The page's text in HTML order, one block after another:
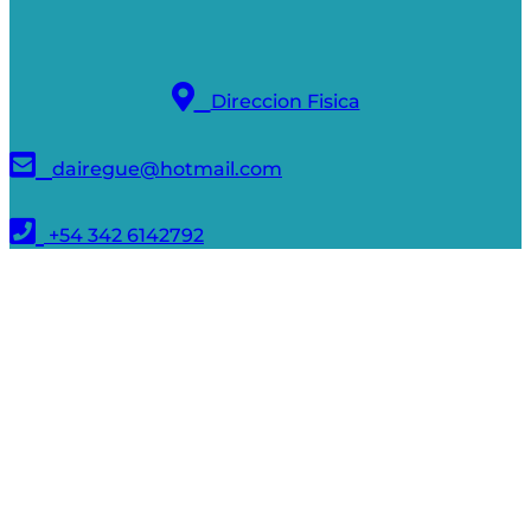
Direccion Fisica
dairegue@hotmail.com
+54 342 6142792